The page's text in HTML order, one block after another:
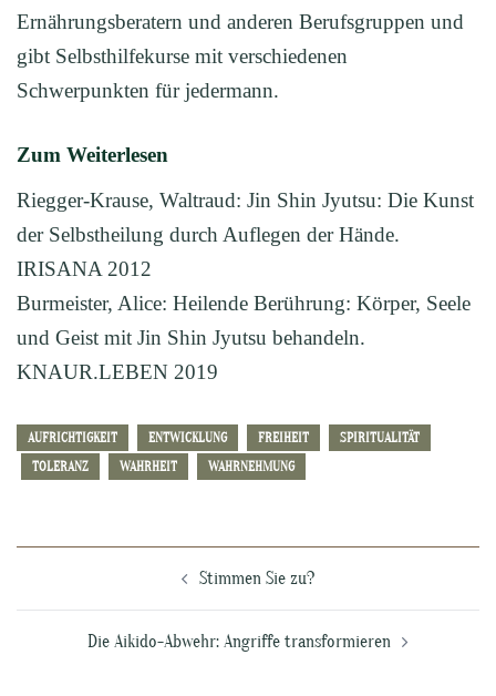
Ernährungsberatern und anderen Berufsgruppen und
gibt Selbsthilfekurse mit verschiedenen
Schwerpunkten für jedermann.
Zum Weiterlesen
Riegger-Krause, Waltraud: Jin Shin Jyutsu: Die Kunst
der Selbstheilung durch Auflegen der Hände.
IRISANA 2012
Burmeister, Alice: Heilende Berührung: Körper, Seele
und Geist mit Jin Shin Jyutsu behandeln.
KNAUR.LEBEN 2019
AUFRICHTIGKEIT ENTWICKLUNG FREIHEIT
SPIRITUALITÄT
TOLERANZ
WAHRHEIT WAHRNEHMUNG
Stimmen Sie zu?
Die Aikido-Abwehr: Angriffe transformieren